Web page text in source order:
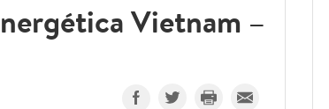
Vietnam –